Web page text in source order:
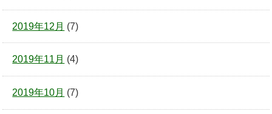
2019年12月 (7)
2019年11月 (4)
2019年10月 (7)